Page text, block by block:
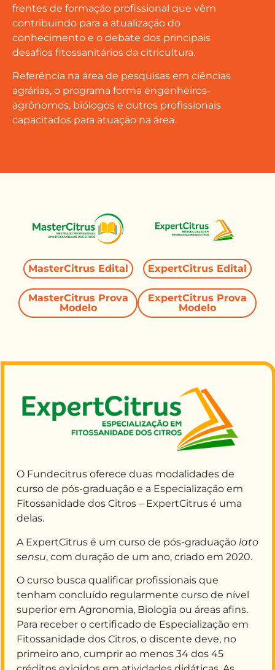
frentes de formação profissional que vêm
contribuindo para a atualização do
conhecimento e o debate dos principais
desafios fitossanitários da citricultura.
Referência na área de pesquisas em ciências
agrárias, o programa forma engenheiros-
agrônomos, biólogos e outros profissionais
capacitados para atuação na área.
MasterCitrus Edital ExpertCitrus Edital
MasterCitrus Prova
Modelo
ExpertCitrus Prova
Modelo
O Fundecitrus oferece duas modalidades de
curso de pós-graduação e a Especialização em
Fitossanidade dos Citros – ExpertCitrus é uma
delas.
A ExpertCitrus é um curso de pós-graduação lato
sensu, com duração de um ano, criado em 2020.
O curso busca qualificar profissionais que
tenham concluído regularmente curso de nível
superior em Agronomia, Biologia ou áreas afins.
Para receber o certificado de Especialização em
Fitossanidade dos Citros, o discente deve, no
primeiro ano, cumprir ao menos 34 dos 45